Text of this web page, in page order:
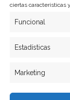
ciertas características
Funcional
Estadísticas
Marketing
Politica de